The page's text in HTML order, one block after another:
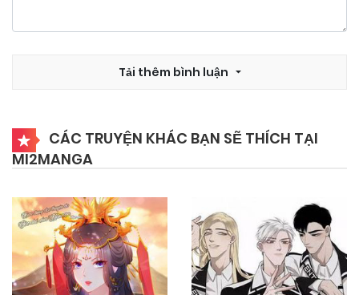
05/11/2024
Chapter 33
Chapter 31 05/11/2024
Tải thêm bình luận
CÁC TRUYỆN KHÁC BẠN SẼ THÍCH TẠI
MI2MANGA